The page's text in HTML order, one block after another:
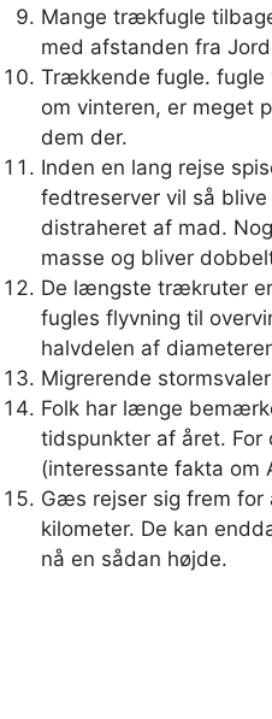
Mange trækfugle
med afstanden fra
Trækkende fugle. fugle
om vinteren, er meget
dem der.
Inden en lang rejse
fedtreserver vil så
distraheret af mad.
masse og bliver
De længste trækruter
fugles flyvning til
halvdelen af
Migrerende
Folk har længe
tidspunkter af året.
(interessante fakta om
Gæs rejser sig frem
kilometer. De kan
nå en sådan højde.